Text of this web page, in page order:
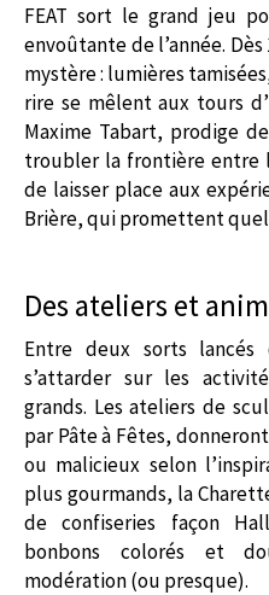
FEAT sort le grand jeu
envoûtante de l’année.
mystère : lumières
rire se mêlent aux tours
Maxime Tabart, prodige
troubler la frontière entre
de laisser place aux
Brière, qui promettent
Des ateliers et
Entre deux sorts
s’attarder sur les
grands. Les ateliers de
par Pâte à Fêtes,
ou malicieux selon
plus gourmands, la
de confiseries façon
bonbons colorés et
modération (ou presque).